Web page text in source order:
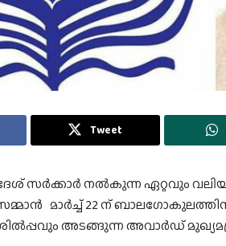
Tweet
സര്‍ക്കാര്‍ നല്‍കുന്ന ഏറ്റവും
മാര്‍ച്ച് 22 ന്
അടങ്ങുന്ന അവാര്‍ഡ്